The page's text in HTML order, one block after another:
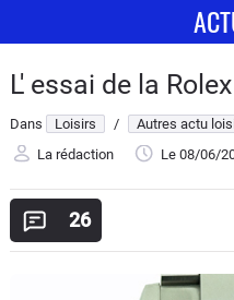
Actu
Essais
Guide
d'achat
L' essai de la
Dans Loisirs /
Autres actu
La rédaction
Le 08/06/
26